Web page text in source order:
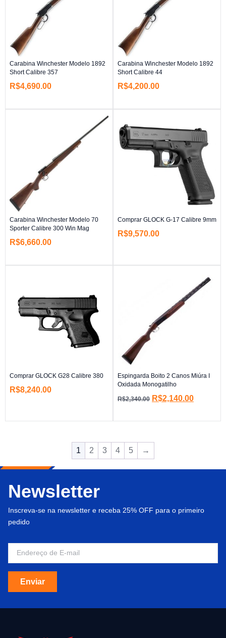
Carabina Winchester Modelo 1892
Short Calibre 357
R$4,690.00
Carabina Winchester Modelo 1892
Short Calibre 44
R$4,200.00
Carabina Winchester Modelo 70
Sporter Calibre 300 Win Mag
R$6,660.00
Comprar GLOCK G-17 Calibre 9mm
R$9,570.00
Comprar GLOCK G28 Calibre 380
R$8,240.00
Espingarda Boito 2 Canos Miúra I
Oxidada Monogatilho
R$2,340.00 R$2,140.00
1 2 3 4 5 →
Newsletter
Inscreva-se na newsletter e receba 25% OFF para o primeiro
pedido
Enviar